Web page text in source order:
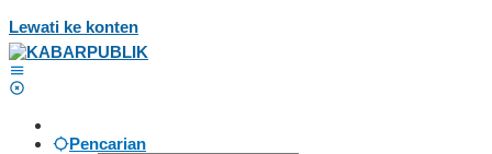
Lewati ke konten
Pencarian